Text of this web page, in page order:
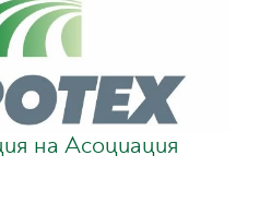
на Асоциация